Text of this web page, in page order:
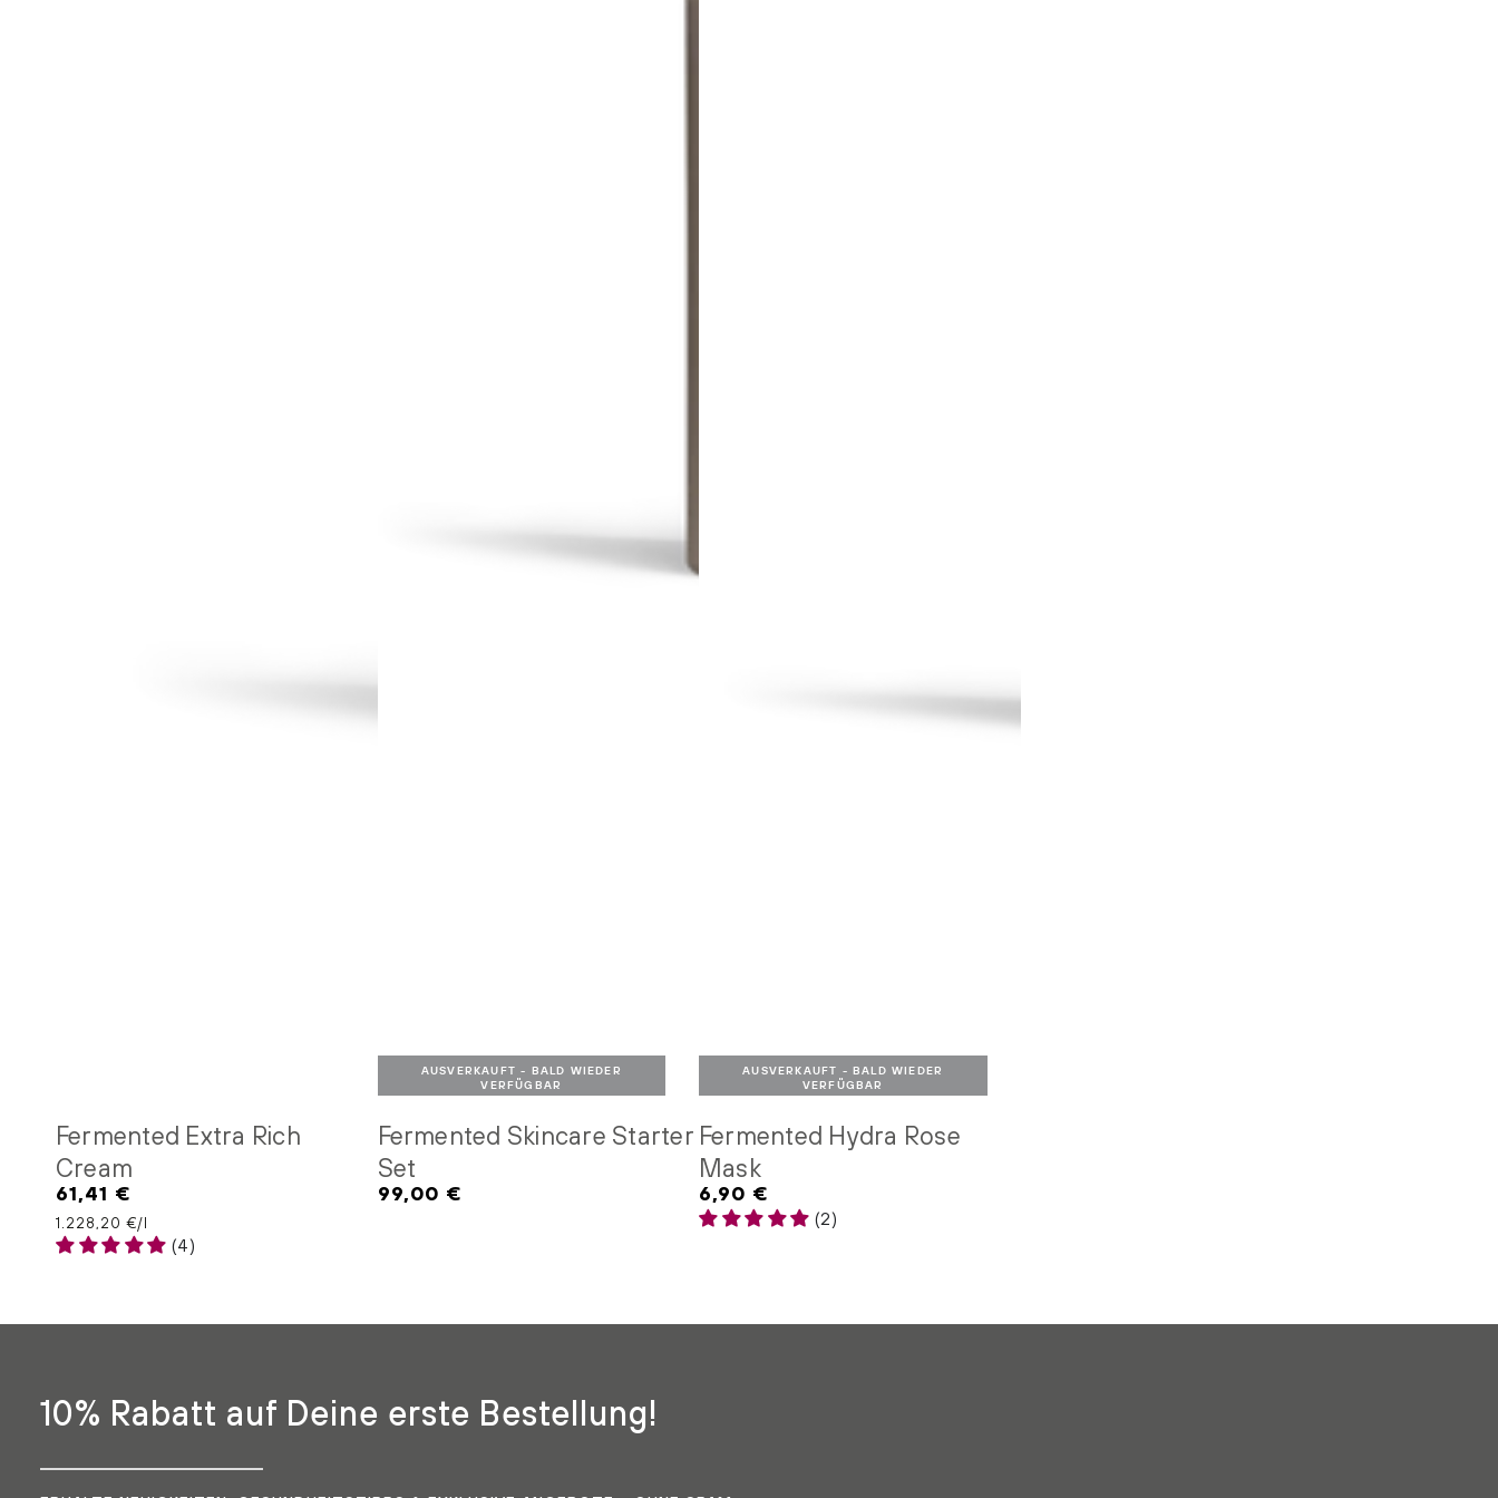
Fermented Extra Rich
Cream
Regulärer
Preis
61,41 €
Stückpreis
1.228,20 €/
pro l
(4)
Fermented Skincare Starter
Set
Regulärer
99,00 €
AUSVERKAUFT - BALD WIEDER
VERFÜGBAR
Fermented Hydra Rose
Mask
Regulärer
Preis
6,90 €
(2)
AUSVERKAUFT - BALD WIEDER
VERFÜGBAR
10% Rabatt auf Deine erste Bestellung!